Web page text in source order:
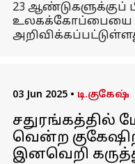
23 ஆண்டுகளுக்குப்
உலகக்கோப்பையை
03 Jun 2025 • டி.குகேஷ்
சதுரங்கத்தில்
வென்ற
இனவெறி